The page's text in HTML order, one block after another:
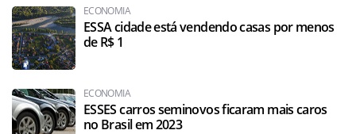
ECONOMIA
ESSA cidade está vendendo casas por menos
de R$ 1
ECONOMIA
ESSES carros seminovos ficaram mais caros
no Brasil em 2023